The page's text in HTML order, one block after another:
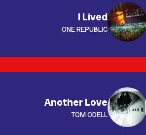
I Lived
ONE REPUBLIC
Another Love
TOM ODELL